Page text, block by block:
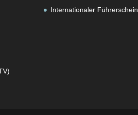
Internationaler Führerschein